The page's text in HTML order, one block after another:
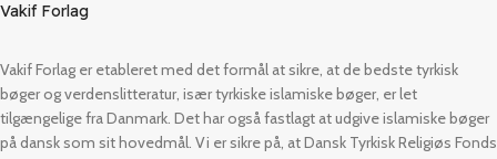
Vakif Forlag
Vakif Forlag er etableret med det formål at sikre, at de bedste tyrkisk
bøger og verdenslitteratur, især tyrkiske islamiske bøger, er let
tilgængelige fra Danmark. Det har også fastlagt at udgive islamiske bøger
på dansk som sit hovedmål. Vi er sikre på, at Dansk Tyrkisk Religiøs Fonds